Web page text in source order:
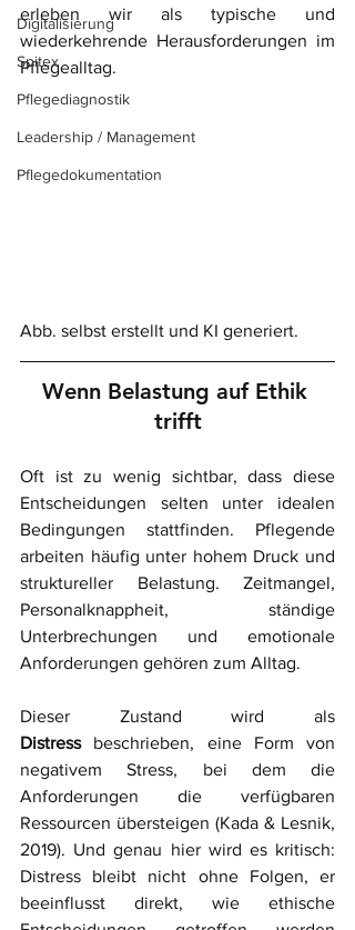
Digitalisierung
Spitex
Pflegediagnostik
Leadership / Management
Pflegedokumentation
erleben wir als typische und
wiederkehrende Herausforderungen im
Pflegealltag.
Abb. selbst erstellt und KI generiert.
Wenn Belastung auf Ethik
trifft
Oft ist zu wenig sichtbar, dass diese
Entscheidungen selten unter idealen
Bedingungen stattfinden. Pflegende
arbeiten häufig unter hohem Druck und
struktureller Belastung. Zeitmangel,
Personalknappheit, ständige
Unterbrechungen und emotionale
Anforderungen gehören zum Alltag.
Distress beschrieben, eine Form von
negativem Stress, bei dem die
Anforderungen die verfügbaren
Ressourcen übersteigen (Kada & Lesnik,
2019). Und genau hier wird es kritisch:
Distress bleibt nicht ohne Folgen, er
beeinflusst direkt, wie ethische